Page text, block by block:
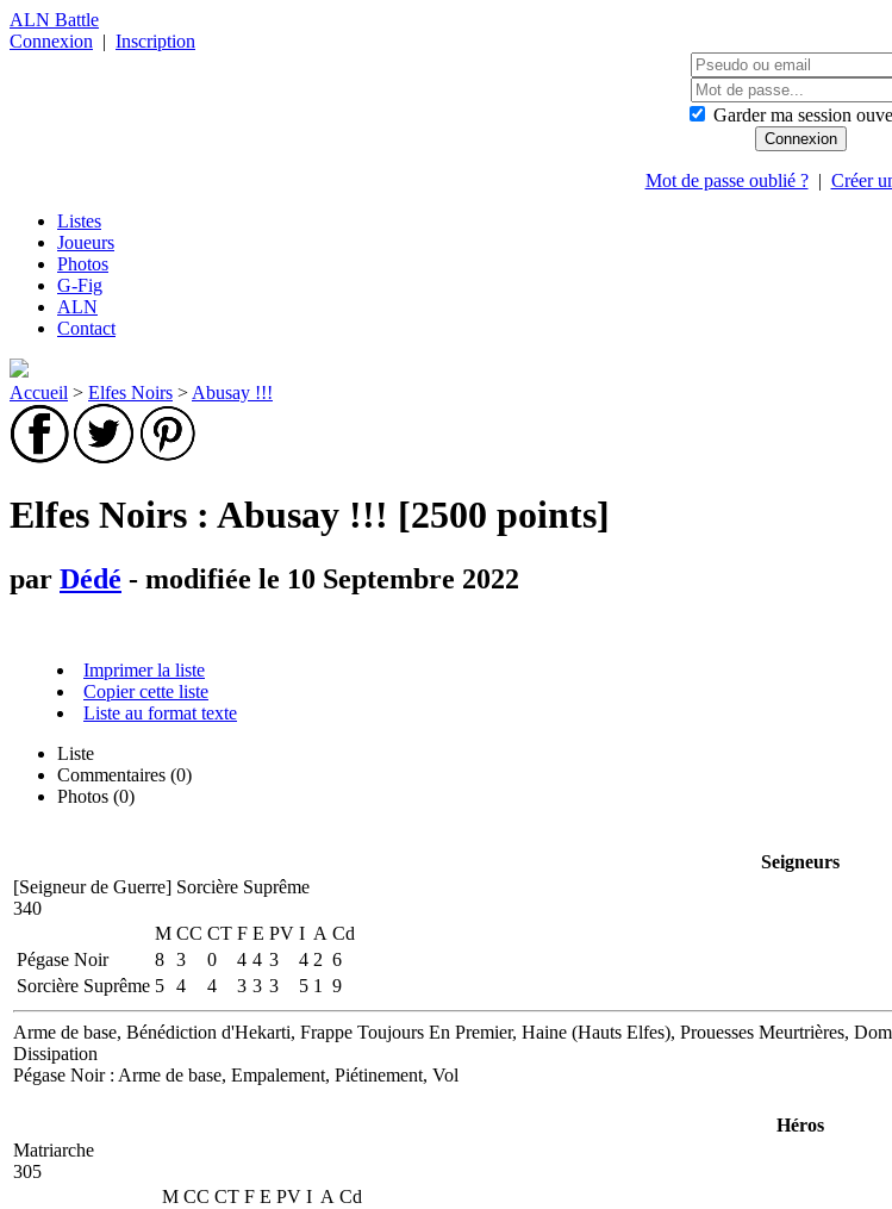
ALN Battle
Connexion | Inscription
Garder ma session
Mot de passe oublié ?| Créer
Listes
Joueurs
Photos
G-Fig
ALN
Contact
Accueil > Elfes Noirs > Abusay !!!
Elfes Noirs : Abusay !!! [2500 points]
par Dédé - modifiée le 10 Septembre 2022
Imprimer la liste
Copier cette liste
Liste au format texte
Liste
Commentaires (0)
Photos (0)
Seigneurs
[Seigneur de Guerre] Sorcière Suprême
340
M CC CT F E PV I A Cd
Pégase Noir
8 3 0 4 4 3 4 2 6
Sorcière Suprême 5 4 4 3 3 3 5 1 9
Arme de base, Bénédiction d'Hekarti, Frappe Toujours En Premier, Haine (Hauts Elfes), Prouesses Meurtrières,
Dissipation
Pégase Noir: Arme de base, Empalement, Piétinement, Vol
Héros
Matriarche
305
M CC CT F E PV I A Cd